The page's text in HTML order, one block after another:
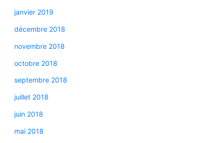
janvier 2019
décembre 2018
novembre 2018
octobre 2018
septembre 2018
juillet 2018
juin 2018
mai 2018